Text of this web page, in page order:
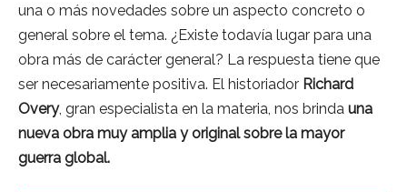
una o más novedades sobre un aspecto concreto o
general sobre el tema. ¿Existe todavía lugar para una
obra más de carácter general? La respuesta tiene que
ser necesariamente positiva. El historiador Richard
Overy, gran especialista en la materia, nos brinda una
nueva obra muy amplia y original sobre la mayor
guerra global.